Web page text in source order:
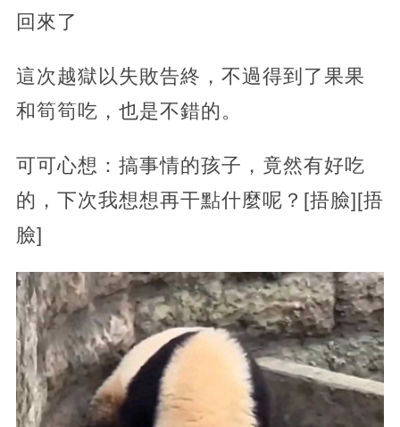
回來了
這次越獄以失敗告終，不過得到了果果
和筍筍吃，也是不錯的。
可可心想：搞事情的孩子，竟然有好吃
的，下次我想想再干點什麼呢？[捂臉][捂
臉]